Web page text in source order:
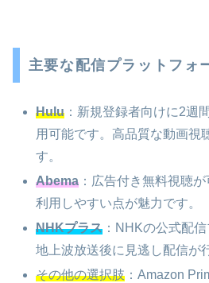
主要な配信プラットフォ
Hulu ：新規登録者向けに2週
用可能です。高品質な動画視
す。
Abema ：広告付き無料視聴
利用しやすい点が魅力です。
NHKプラス ：NHKの公式配
地上波放送後に見逃し配信が
その他の選択肢 ：Amazon